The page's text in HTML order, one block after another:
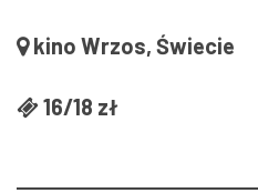
kino Wrzos, Świecie
16/18 zł